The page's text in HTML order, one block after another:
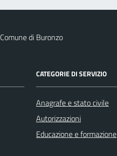
Comune di Buronzo
CATEGORIE DI SERVIZIO
Anagrafe e stato civile
Autorizzazioni
Educazione e formazione